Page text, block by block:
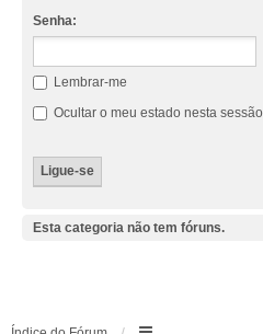
Senha:
Lembrar-me
Ocultar o meu estado nesta sessão
Esta categoria não tem fóruns.